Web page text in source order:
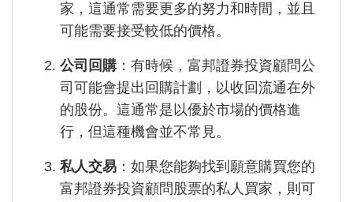
家，這通常需要更多的努力和時間，並且
可能需要接受較低的價格。
公司回購 ：有時候，富邦證券投資顧問公
司可能會提出回購計劃，以收回流通在外
的股份。這通常是以優於市場的價格進
行，但這種機會並不常見。
私人交易 ：如果您能夠找到願意購買您的
富邦證券投資顧問股票的私人買家，則可